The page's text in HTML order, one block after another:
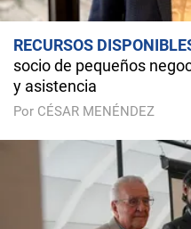
RECURSOS
socio de pequeños
y asistencia
Por CÉSAR MENÉNDEZ